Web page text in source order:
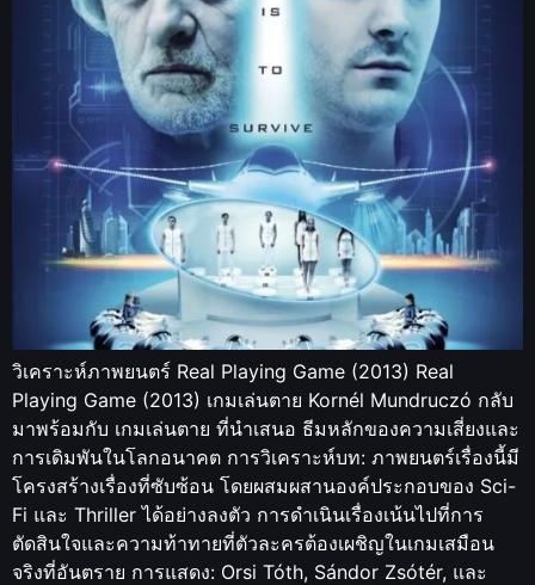
วิเคราะห์ภาพยนตร์ Real Playing Game (2013) Real
Playing Game (2013) เกมเล่นตาย Kornél Mundruczó กลับ
มาพร้อมกับ เกมเล่นตาย ที่นำเสนอ ธีมหลักของความเสี่ยงและ
การเดิมพันในโลกอนาคต การวิเคราะห์บท: ภาพยนตร์เรื่องนี้มี
โครงสร้างเรื่องที่ซับซ้อน โดยผสมผสานองค์ประกอบของ Sci-
Fi และ Thriller ได้อย่างลงตัว การดำเนินเรื่องเน้นไปที่การ
ตัดสินใจและความท้าทายที่ตัวละครต้องเผชิญในเกมเสมือน
จริงที่อันตราย การแสดง: Orsi Tóth, Sándor Zsótér, และ